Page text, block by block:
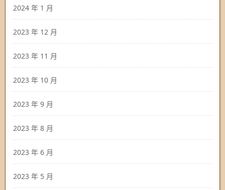
2024 年 1 月
2023 年 12 月
2023 年 11 月
2023 年 10 月
2023 年 9 月
2023 年 8 月
2023 年 6 月
2023 年 5 月